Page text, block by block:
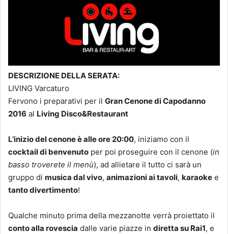
DESCRIZIONE DELLA SERATA:
LIVING Varcaturo
Fervono i preparativi per il Gran Cenone di Capodanno
2016 al Living Disco&Restaurant
L’inizio del cenone è alle ore 20:00, iniziamo con il
cocktail di benvenuto per poi proseguire con il cenone (in
basso troverete il menù), ad allietare il tutto ci sarà un
gruppo di musica dal vivo, animazioni ai tavoli, karaoke e
tanto divertimento!
Qualche minuto prima della mezzanotte verrà proiettato il
conto alla rovescia dalle varie piazze in diretta su Rai1, e